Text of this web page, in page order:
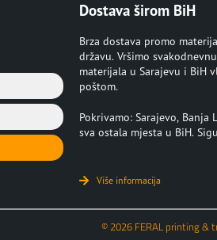
Dostava širom BiH
Brza dostava promo
državu. Vršimo
materijala u Sarajevu i BiH
poštom.
Pokrivamo: Sarajevo, Banja
sva ostala mjesta u BiH.
Više informacija
© 2026 FERAL printing &